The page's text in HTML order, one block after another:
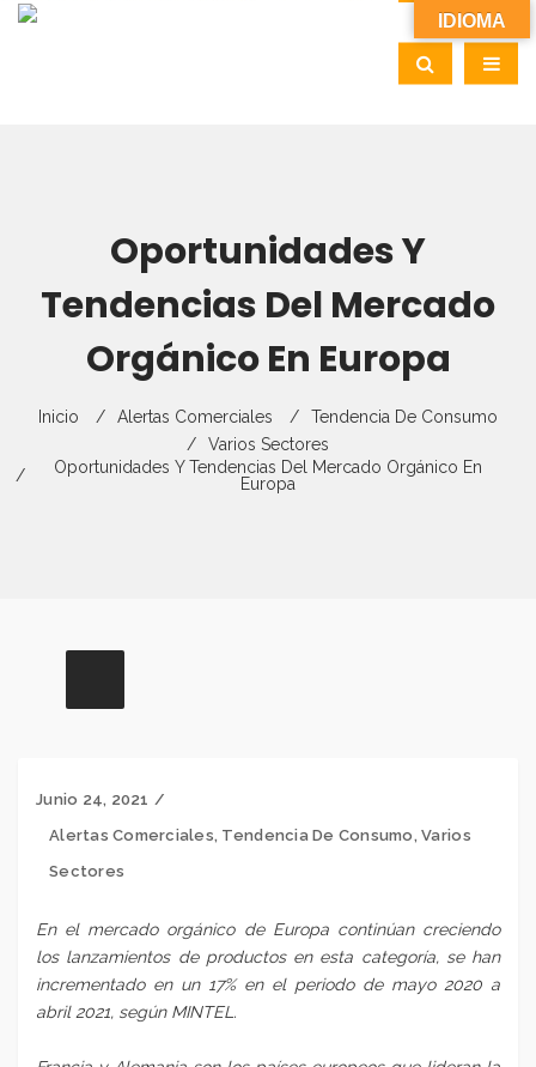
Oportunidades Y
Tendencias Del Mercado
Orgánico En Europa
Inicio Alertas Comerciales
Tendencia De Consumo
Varios Sectores
Oportunidades Y Tendencias Del Mercado Orgánico En
Europa
Junio 24, 2021
Alertas Comerciales, Tendencia De Consumo ,Varios
Sectores
En el mercado orgánico de Europa continúan creciendo
los lanzamientos de productos en esta categoría, se han
incrementado en un 17% en el periodo de mayo 2020 a
abril 2021, según MINTEL.
IDIOMA